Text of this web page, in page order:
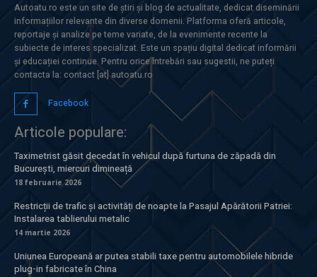
Autoatu.ro este un site de știri și blog de actualitate, dedicat diseminării
informațiilor relevante din diverse domenii. Platforma oferă articole,
reportaje și analize pe teme variate, de la evenimente recente la
subiecte de interes specializat. Este un spațiu digital dedicat informării
și educației continue. Pentru orice întrebări sau sugestii, ne puteți
contacta la: contact [at] autoatu.ro
Facebook
Articole populare:
Taximetrist găsit decedat în vehicul după furtuna de zăpadă din
București, miercuri dimineață
18 februarie 2026
Restricții de trafic și activități de noapte la Pasajul Apărătorii Patriei:
Instalarea tablierului metalic
14 martie 2026
Uniunea Europeană ar putea stabili taxe pentru automobilele hibride
plug-in fabricate în China